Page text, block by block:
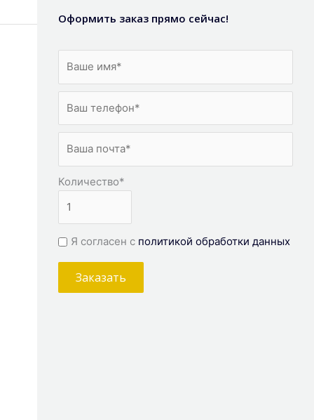
Оформить заказ прямо сейчас!
Количество*
Я согласен с политикой обработки данных
Заказать